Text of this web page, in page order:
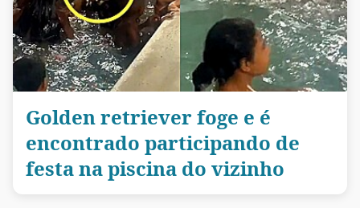
Golden retriever foge e é
encontrado participando de
festa na piscina do vizinho